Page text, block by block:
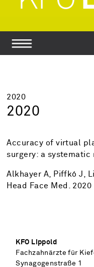
2020
2020
Accuracy of virtual
surgery: a systematic
Alkhayer A, Piffkó J,
Head Face Med. 2020
KFO Lippold
Fach­zahn­ärzte für
Synagogenstraße 1